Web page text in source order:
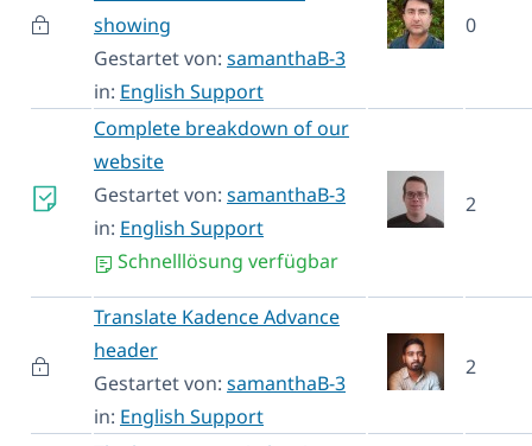
showing
Gestartet von: samanthaB-3
in: English Support
0
Complete breakdown of our
website
Gestartet von: samanthaB-3
in: English Support
Schnelllösung verfügbar
2
Translate Kadence Advance
header
Gestartet von: samanthaB-3
in: English Support
2